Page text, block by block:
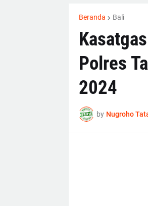
Beranda Bali
Polres
2024
by Nugroho